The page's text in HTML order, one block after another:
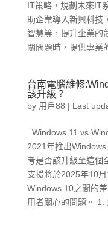
IT策略，規劃未來IT
助企業導入新興科技
智慧等，提升企業的
關問題時，提供專業
台南電腦維修
該升級？
by 用戶88 | Last
Windows 11 vs
2021年推出
考是否該升級至這個
支援將於2025年10
Windows 10之間的
用者關心的問題。 1.